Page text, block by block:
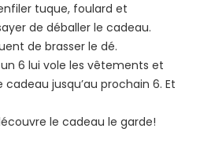
tuque, foulard et
de déballer le cadeau.
de brasser le dé.
6 lui vole les vêtements et
cadeau jusqu’au prochain 6. Et
le cadeau le garde!